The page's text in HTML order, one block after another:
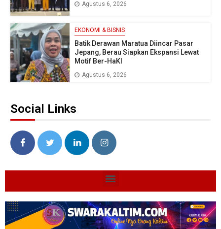
Agustus 6, 2026
EKONOMI & BISNIS
Batik Derawan Maratua Diincar Pasar
Jepang, Berau Siapkan Ekspansi Lewat
Motif Ber-HaKI
Agustus 6, 2026
Social Links